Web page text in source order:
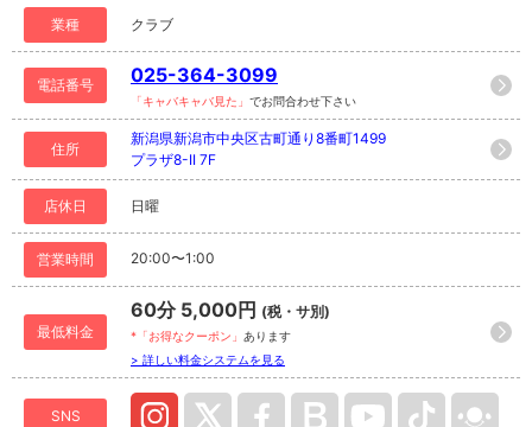
業種 クラブ
電話番号 025-364-3099
「キャバキャバ見た」 でお問合わせ下さい
住所
新潟県新潟市中央区古町通り8番町1499
プラザ8-II 7F
店休日 日曜
営業時間 20:00〜1:00
最低料金
60分 5,000円 (税・サ別)
*「お得なクーポン」 あります
> 詳しい料金システムを見る
SNS